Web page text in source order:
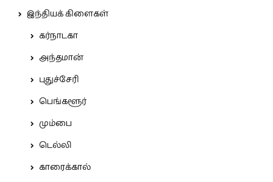
இந்தியக் கிளைகள்
கர்நாடகா
அந்தமான்
புதுச்சேரி
பெங்களூர்
மும்பை
டெல்லி
காரைக்கால்